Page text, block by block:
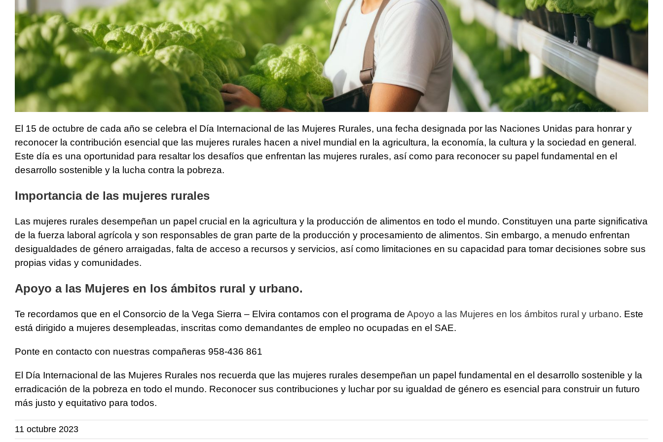
El 15 de octubre de cada año se celebra el Día Internacional de las Mujeres Rurales, una fecha designada por las Naciones Unidas para honrar y
reconocer la contribución esencial que las mujeres rurales hacen a nivel mundial en la agricultura, la economía, la cultura y la sociedad en general.
Este día es una oportunidad para resaltar los desafíos que enfrentan las mujeres rurales, así como para reconocer su papel fundamental en el
desarrollo sostenible y la lucha contra la pobreza.
Importancia de las mujeres rurales
Las mujeres rurales desempeñan un papel crucial en la agricultura y la producción de alimentos en todo el mundo. Constituyen una parte significativa
de la fuerza laboral agrícola y son responsables de gran parte de la producción y procesamiento de alimentos. Sin embargo, a menudo enfrentan
desigualdades de género arraigadas, falta de acceso a recursos y servicios, así como limitaciones en su capacidad para tomar decisiones sobre sus
propias vidas y comunidades.
Apoyo a las Mujeres en los ámbitos rural y urbano.
Te recordamos que en el Consorcio de la Vega Sierra – Elvira contamos con el programa de Apoyo a las Mujeres en los ámbitos rural y urbano. Este
está dirigido a mujeres desempleadas, inscritas como demandantes de empleo no ocupadas en el SAE.
Ponte en contacto con nuestras compañeras 958-436 861
El Día Internacional de las Mujeres Rurales nos recuerda que las mujeres rurales desempeñan un papel fundamental en el desarrollo sostenible y la
erradicación de la pobreza en todo el mundo. Reconocer sus contribuciones y luchar por su igualdad de género es esencial para construir un futuro
más justo y equitativo para todos.
11 octubre 2023